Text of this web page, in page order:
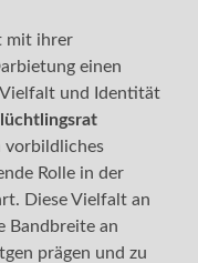
mit ihrer
einen
und Identität
vorbildliches
Rolle in der
Diese Vielfalt an
Bandbreite an
prägen und zu